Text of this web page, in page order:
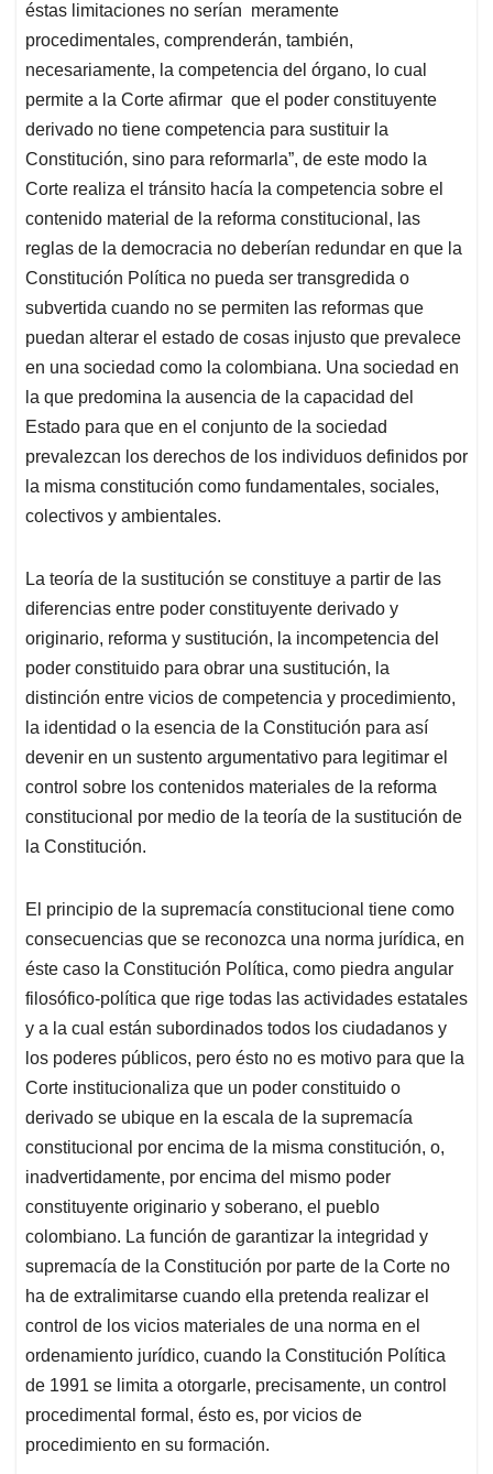
éstas limitaciones no serían meramente
procedimentales, comprenderán, también,
necesariamente, la competencia del órgano, lo cual
permite a la Corte afirmar que el poder constituyente
derivado no tiene competencia para sustituir la
Constitución, sino para reformarla”, de este modo la
Corte realiza el tránsito hacía la competencia sobre el
contenido material de la reforma constitucional, las
reglas de la democracia no deberían redundar en que la
Constitución Política no pueda ser transgredida o
subvertida cuando no se permiten las reformas que
puedan alterar el estado de cosas injusto que prevalece
en una sociedad como la colombiana. Una sociedad en
la que predomina la ausencia de la capacidad del
Estado para que en el conjunto de la sociedad
prevalezcan los derechos de los individuos definidos por
la misma constitución como fundamentales, sociales,
colectivos y ambientales.
La teoría de la sustitución se constituye a partir de las
diferencias entre poder constituyente derivado y
originario, reforma y sustitución, la incompetencia del
poder constituido para obrar una sustitución, la
distinción entre vicios de competencia y procedimiento,
la identidad o la esencia de la Constitución para así
devenir en un sustento argumentativo para legitimar el
control sobre los contenidos materiales de la reforma
constitucional por medio de la teoría de la sustitución de
la Constitución.
El principio de la supremacía constitucional tiene como
consecuencias que se reconozca una norma jurídica, en
éste caso la Constitución Política, como piedra angular
filosófico-política que rige todas las actividades estatales
y a la cual están subordinados todos los ciudadanos y
los poderes públicos, pero ésto no es motivo para que la
Corte institucionaliza que un poder constituido o
derivado se ubique en la escala de la supremacía
constitucional por encima de la misma constitución, o,
inadvertidamente, por encima del mismo poder
constituyente originario y soberano, el pueblo
colombiano. La función de garantizar la integridad y
supremacía de la Constitución por parte de la Corte no
ha de extralimitarse cuando ella pretenda realizar el
control de los vicios materiales de una norma en el
ordenamiento jurídico, cuando la Constitución Política
de 1991 se limita a otorgarle, precisamente, un control
procedimental formal, ésto es, por vicios de
procedimiento en su formación.